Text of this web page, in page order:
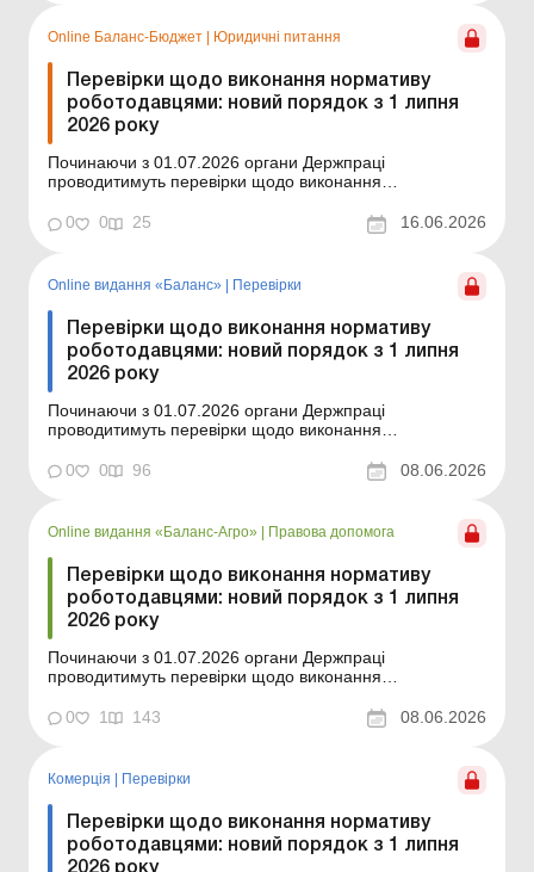
для...
Online Баланс-Бюджет Юридичні питання
Перевірки щодо виконання нормативу
роботодавцями: новий порядок з 1 липня
2026 року
Починаючи з 01.07.2026 органи Держпраці
проводитимуть перевірки щодо виконання
працевлаштування осіб з інвалідністю за новими
правилами. Докладніше про ці правила читайте у
Контролювати виконання роботодав...
0 0 25 16.06.2026
Online видання «Баланс» | Перевірки
Перевірки щодо виконання нормативу
роботодавцями: новий порядок з 1 липня
2026 року
Починаючи з 01.07.2026 органи Держпраці
проводитимуть перевірки щодо виконання
працевлаштування осіб з інвалідністю за новими
правилами. Докладніше про ці правила читайте у
Контролювати виконання роботодавцями нор...
0 0 96 08.06.2026
Online видання «Баланс-Агро» | Правова допомога
Перевірки щодо виконання нормативу
роботодавцями: новий порядок з 1 липня
2026 року
Починаючи з 01.07.2026 органи Держпраці
проводитимуть перевірки щодо виконання
працевлаштування осіб з інвалідністю за новими
правилами. Докладніше про ці правила читайте у
Контролювати виконання роботодавцям...
0 1 143 08.06.2026
Комерція Перевірки
Перевірки щодо виконання нормативу
роботодавцями: новий порядок з 1 липня
2026 року